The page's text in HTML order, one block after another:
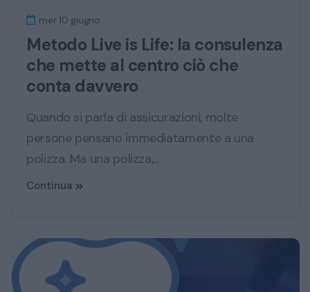
mer 10 giugno
Metodo Live is Life: la consulenza
che mette al centro ciò che
conta davvero
Quando si parla di assicurazioni, molte
persone pensano immediatamente a una
polizza. Ma una polizza,...
Continua